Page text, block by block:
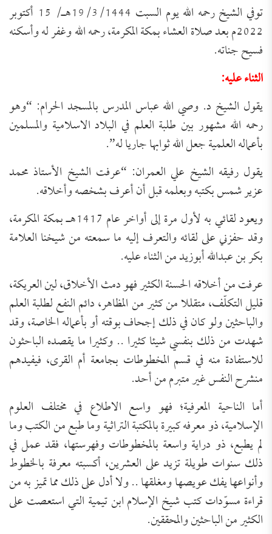
توفي الشيخ رحمه الله يوم السبت 19/3/1444هـ/ 15 أكتوبر
2022م بعد صلاة العشاء بمكة المكرمة، رحمه الله وغفر له وأسكنه
فسيح جناته.
الثناء عليه:
يقول الشيخ د. وصي الله عباس المدرس بالمسجد الحرام: “وهو
رحمه الله مشهور بين طلبة العلم في البلاد الاسلامية والمسلمين
بأعماله العلمية جعل الله ثوابها جاريا له”.
يقول رفيقه الشيخ علي العمران: “عرفت الشيخ الأستاذ محمد
عزير شمس بكتبه وبعلمه قبل أن أعرف بشخصه وأخلاقه.
ويعود لقائي به لأول مرة إلى أواخر عام 1417هـ بمكة المكرمة،
وقد حفزني على لقائه والتعرف إليه ما سمعته من شيخنا العلامة
بكر بن عبدالله أبوزيد من الثناء عليه.
عرفت من أخلاقه الحسنة الكثير فهو دمث الأخلاق، لين العريكة،
قليل التكلّف، متقللا من كثير من المظاهر، دائم النفع لطلبة العلم
والباحثين ولو كان في ذلك إجحاف بوقته أو بأعماله الخاصة، وقد
شهدت من ذلك بنفسي شيئا كثيرا .. وكثيرا ما يقصده الباحثون
للاستفادة منه في قسم المخطوطات بجامعة أم القرى، فيفيدهم
منشرح النفس غير متبرم من أحد.
أما الناحية المعرفية؛ فهو واسع الاطلاع في مختلف العلوم
الإسلامية، ذو معرفه كبيرة بالمكتبة التراثية وما طبع من الكتب وما
لم يطبع، ذو دراية واسعة بالمخطوطات وفهرستها، فقد عمل في
ذلك سنوات طويلة تزيد على العشرين، أكسبته معرفة بالخطوط
وأنواعها يفك عويصها ومغلقها .. ولا أدل على ذلك مما تميز به من
قراءة مسوّدات كتب شيخ الإسلام ابن تيمية التي استعصت على
الكثير من الباحثين والمحققين.